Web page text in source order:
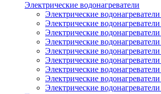
Электрические водонагреватели
Электрические
Электрические
Электрические
Электрические
Электрические
Электрические
Электрические
Электрические
Электрические